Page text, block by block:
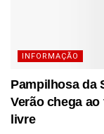
INFORMAÇÃO
Pampilhosa da
Verão chega
livre